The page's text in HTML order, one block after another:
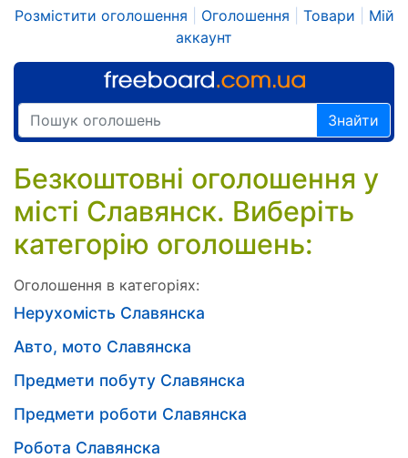
Розмістити оголошення Оголошення Товари
Мій
аккаунт
Знайти
Безкоштовні оголошення у
місті Славянск. Виберіть
категорію оголошень:
Оголошення в категоріях:
Нерухомість Славянска
Авто, мото Славянска
Предмети побуту Славянска
Предмети роботи Славянска
Робота Славянска